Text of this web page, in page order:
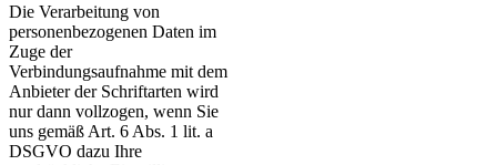
Die Verarbeitung von
personenbezogenen Daten im
Zuge der
Verbindungsaufnahme mit dem
Anbieter der Schriftarten wird
nur dann vollzogen, wenn Sie
uns gemäß Art. 6 Abs. 1 lit. a
DSGVO dazu Ihre